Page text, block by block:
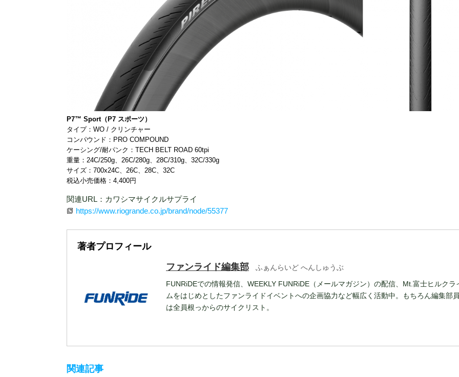
P7™ Sport（P7 スポーツ）
タイプ：WO / クリンチャー
コンパウンド：PRO COMPOUND
ケーシング/耐パンク：TECH BELT ROAD 60tpi
重量：24C/250g、26C/280g、28C/310g、32C/330g
サイズ：700x24C、26C、28C、32C
税込小売価格：4,400円
関連URL：カワシマサイクルサプライ
https://www.riogrande.co.jp/brand/node/55377
著者プロフィール
ファンライド編集部
ふぁんらいど へんしゅうぶ
FUNRiDEでの情報発信、WEEKLY FUNRiDE（メールマガジン）の配信、Mt.富士ヒルクラ
ムをはじめとしたファンライドイベントへの企画協力など幅広く活動中。もちろん編集部
は全員根っからのサイクリスト。
関連記事